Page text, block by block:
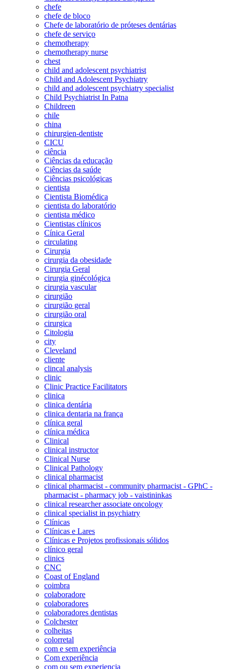
chefe
chefe de bloco
Chefe de laboratório de próteses dentárias
chefe de serviço
chemotherapy
chemotherapy nurse
chest
child and adolescent psychiatrist
Child and Adolescent Psychiatry
child and adolescent psychiatry specialist
Child Psychiatrist In Patna
Childreen
chile
china
chirurgien-dentiste
CICU
ciência
Ciências da educação
Ciências da saúde
Ciências psicológicas
cientista
Cientista Biomédica
cientista do laboratório
cientista médico
Cientistas clínicos
Cínica Geral
circulating
Cirurgia
cirurgia da obesidade
Cirurgia Geral
cirurgia ginécológica
cirurgia vascular
cirurgião
cirurgião geral
cirurgião oral
cirurgica
Citologia
city
Cleveland
cliente
clincal analysis
clinic
Clinic Practice Facilitators
clinica
clinica dentária
clinica dentaria na frança
clínica geral
clínica médica
Clinical
clinical instructor
Clinical Nurse
Clinical Pathology
clinical pharmacist
clinical pharmacist - community pharmacist - GPhC -
pharmacist - pharmacy job - vaistininkas
clinical researcher associate oncology
clinical specialist in psychiatry
Clínicas
Clínicas e Lares
Clínicas e Projetos profissionais sólidos
clínico geral
clinics
CNC
Coast of England
coimbra
colaboradore
colaboradores
colaboradores dentistas
Colchester
colheitas
colorretal
com e sem experiência
Com experiência
com ou sem experiencia